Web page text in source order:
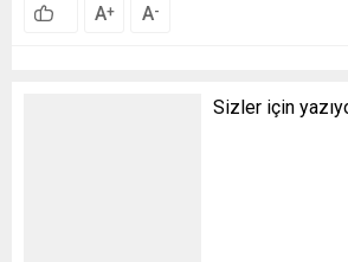
A+ A-
Sizler için